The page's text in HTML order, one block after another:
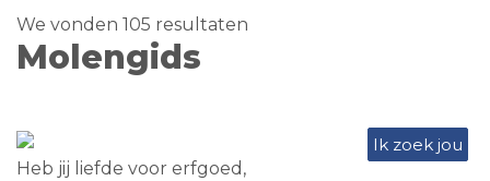
We vonden 105 resultaten
Molengids
Ik zoek jou
Heb jij liefde voor erfgoed,